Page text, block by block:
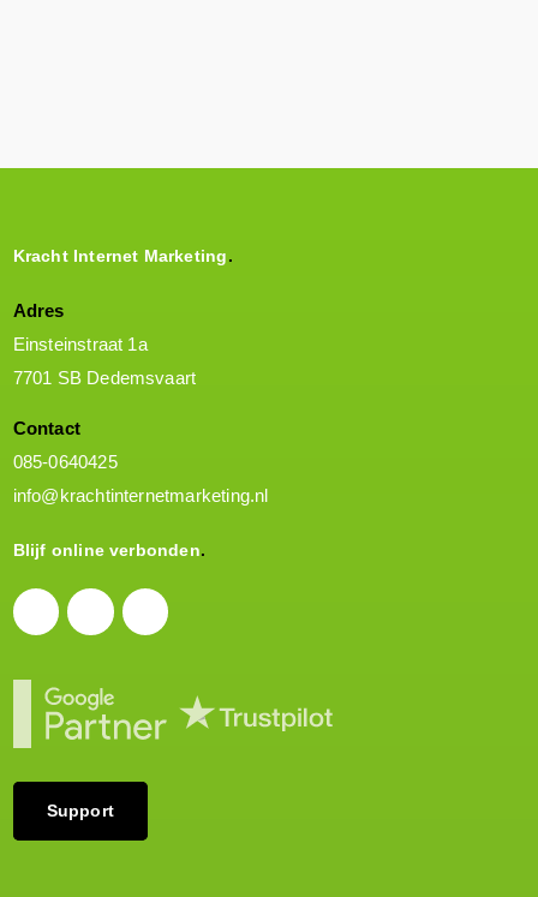
Kracht Internet Marketing
Adres
Einsteinstraat 1a
7701 SB Dedemsvaart
Contact
085-0640425
info@krachtinternetmarketing.nl
Blijf online verbonden
Support